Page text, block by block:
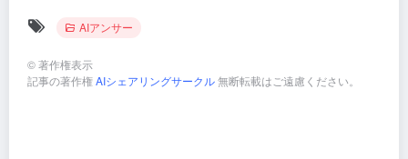
AIアンサー
©著作権表示
記事の著作権AIシェアリングサークル無断転載はご遠慮ください。